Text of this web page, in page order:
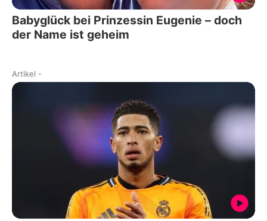
Babyglück bei Prinzessin Eugenie – doch
der Name ist geheim
Artikel -